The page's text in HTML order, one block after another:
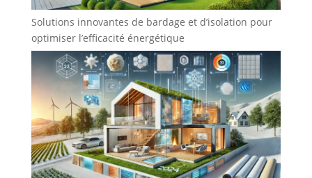
Solutions innovantes de bardage et d’isolation pour
optimiser l’efficacité énergétique